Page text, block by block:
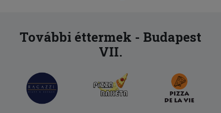
További éttermek - Budapest
VII.